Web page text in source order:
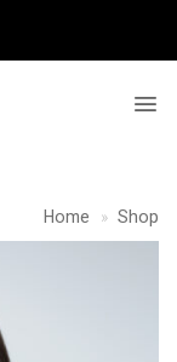
content
Home » Shop